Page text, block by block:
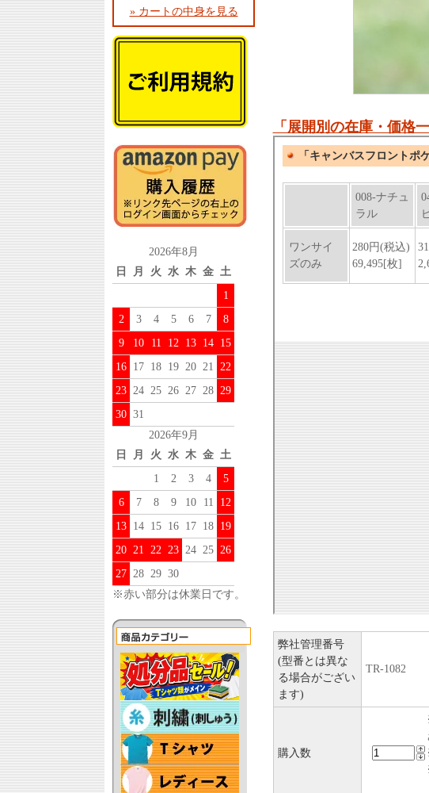
» カートの中身を見る
2026年8月
日
月 火 水 木 金 土
1
2
3 4 5 6 7
8
9
10 11 12 13 14 15
16 17 18 19 20 21 22
23 24 25 26 27 28 29
30 31
2026年9月
日
月 火 水 木 金 土
1
2 3 4
5
6
7 8 9 10 11
12
13 14 15 16 17 18 19
20 21 22 23 24 25 26
27 28 29 30
※赤い部分は休業日です。
「展開別の在庫・価格一
弊社管理番号
(型番とは異な
る場合がござい
ます)
TR-1082
購入数